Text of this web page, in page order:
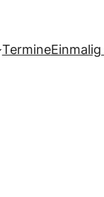
Termine